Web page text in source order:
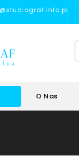
O Nas